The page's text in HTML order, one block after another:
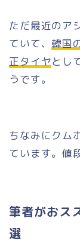
ただ最近のア
ていて、 韓国
正タイヤとし
うです。
ちなみにクム
ています。値
筆者がおス
選